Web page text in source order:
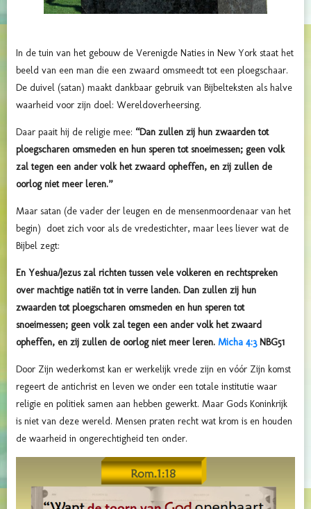
In de tuin van het gebouw de Verenigde Naties in New York staat het
beeld van een man die een zwaard omsmeedt tot een ploegschaar.
De duivel (satan) maakt dankbaar gebruik van Bijbelteksten als halve
waarheid voor zijn doel: Wereldoverheersing.
Daar paait hij de religie mee: “Dan zullen zij hun zwaarden tot
ploegscharen omsmeden en hun speren tot snoeimessen; geen volk
zal tegen een ander volk het zwaard opheffen, en zij zullen de
oorlog niet meer leren.”
Maar satan (de vader der leugen en de mensenmoordenaar van het
begin) doet zich voor als de vredestichter, maar lees liever wat de
Bijbel zegt:
En Yeshua/Jezus zal richten tussen vele volkeren en rechtspreken
over machtige natiën tot in verre landen. Dan zullen zij hun
zwaarden tot ploegscharen omsmeden en hun speren tot
snoeimessen; geen volk zal tegen een ander volk het zwaard
opheffen, en zij zullen de oorlog niet meer leren. Micha 4:3NBG51
Door Zijn wederkomst kan er werkelijk vrede zijn en vóór Zijn komst
regeert de antichrist en leven we onder een totale institutie waar
religie en politiek samen aan hebben gewerkt. Maar Gods Koninkrijk
is niet van deze wereld. Mensen praten recht wat krom is en houden
de waarheid in ongerechtigheid ten onder.